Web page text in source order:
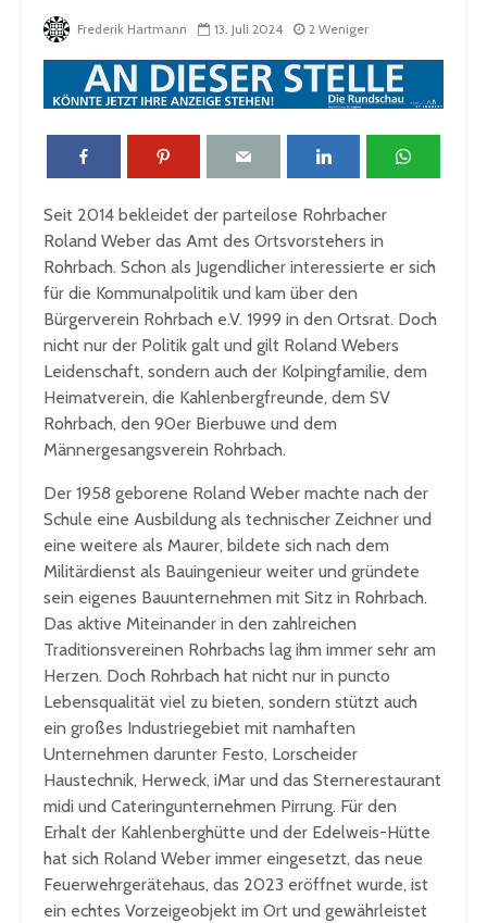
Frederik Hartmann 13. Juli 2024 2 Weniger
Seit 2014 bekleidet der parteilose Rohrbacher
Roland Weber das Amt des Ortsvorstehers in
Rohrbach. Schon als Jugendlicher interessierte er sich
für die Kommunalpolitik und kam über den
Bürgerverein Rohrbach e.V. 1999 in den Ortsrat. Doch
nicht nur der Politik galt und gilt Roland Webers
Leidenschaft, sondern auch der Kolpingfamilie, dem
Heimatverein, die Kahlenbergfreunde, dem SV
Rohrbach, den 90er Bierbuwe und dem
Männergesangsverein Rohrbach.
Der 1958 geborene Roland Weber machte nach der
Schule eine Ausbildung als technischer Zeichner und
eine weitere als Maurer, bildete sich nach dem
Militärdienst als Bauingenieur weiter und gründete
sein eigenes Bauunternehmen mit Sitz in Rohrbach.
Das aktive Miteinander in den zahlreichen
Traditionsvereinen Rohrbachs lag ihm immer sehr am
Herzen. Doch Rohrbach hat nicht nur in puncto
Lebensqualität viel zu bieten, sondern stützt auch
ein großes Industriegebiet mit namhaften
Unternehmen darunter Festo, Lorscheider
Haustechnik, Herweck, iMar und das Sternerestaurant
midi und Cateringunternehmen Pirrung. Für den
Erhalt der Kahlenberghütte und der Edelweis-Hütte
hat sich Roland Weber immer eingesetzt, das neue
Feuerwehrgerätehaus, das 2023 eröffnet wurde, ist
ein echtes Vorzeigeobjekt im Ort und gewährleistet